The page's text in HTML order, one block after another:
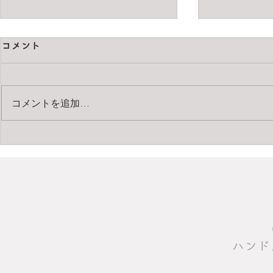
Planar T* 120mm F4
コメント
コメントを追加…
ハン